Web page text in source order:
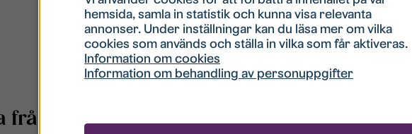
Registrera ett konto
frågor och svar
hemsida, samla in statistik och kunna visa relevanta
annonser. Under inställningar kan du läsa mer om vilka
cookies som används och ställa in vilka som får aktiveras.
Information om cookies
Information om behandling av personuppgifter